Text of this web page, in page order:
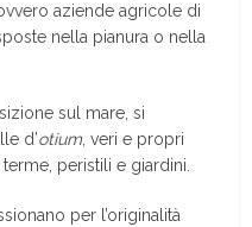
aziende agricole di
nella pianura o nella
sul mare, si
d’otium, veri e propri
peristili e giardini.
per l’originalità